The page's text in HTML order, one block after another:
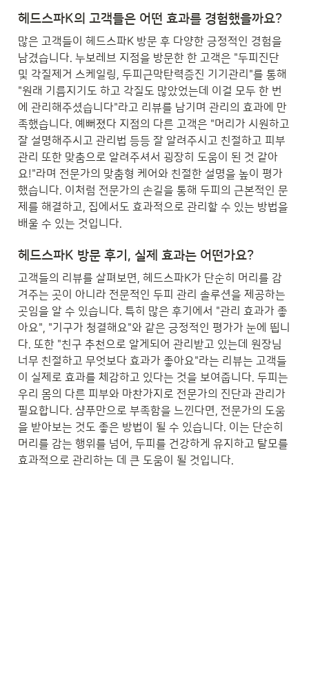
헤드스파K의 고객들은 어떤 효과를 경험했을까요?
많은 고객들이 헤드스파K 방문 후 다양한 긍정적인 경험을
남겼습니다. 누보레브 지점을 방문한 한 고객은 "두피진단
및 각질제거 스케일링, 두피근막탄력증진 기기관리"를 통해
"원래 기름지기도 하고 각질도 많았었는데 이걸 모두 한 번
에 관리해주셨습니다"라고 리뷰를 남기며 관리의 효과에 만
족했습니다. 예뻐졌다 지점의 다른 고객은 "머리가 시원하고
잘 설명해주시고 관리법 등등 잘 알려주시고 친절하고 피부
관리 또한 맞춤으로 알려주셔서 굉장히 도움이 된 것 같아
요!"라며 전문가의 맞춤형 케어와 친절한 설명을 높이 평가
했습니다. 이처럼 전문가의 손길을 통해 두피의 근본적인 문
제를 해결하고, 집에서도 효과적으로 관리할 수 있는 방법을
배울 수 있는 것입니다.
헤드스파K 방문 후기, 실제 효과는 어떤가요?
고객들의 리뷰를 살펴보면, 헤드스파K가 단순히 머리를 감
겨주는 곳이 아니라 전문적인 두피 관리 솔루션을 제공하는
곳임을 알 수 있습니다. 특히 많은 후기에서 "관리 효과가 좋
아요", "기구가 청결해요"와 같은 긍정적인 평가가 눈에 띕니
다. 또한 "친구 추천으로 알게되어 관리받고 있는데 원장님
너무 친절하고 무엇보다 효과가 좋아요"라는 리뷰는 고객들
이 실제로 효과를 체감하고 있다는 것을 보여줍니다. 두피는
우리 몸의 다른 피부와 마찬가지로 전문가의 진단과 관리가
필요합니다. 샴푸만으로 부족함을 느낀다면, 전문가의 도움
을 받아보는 것도 좋은 방법이 될 수 있습니다. 이는 단순히
머리를 감는 행위를 넘어, 두피를 건강하게 유지하고 탈모를
효과적으로 관리하는 데 큰 도움이 될 것입니다.